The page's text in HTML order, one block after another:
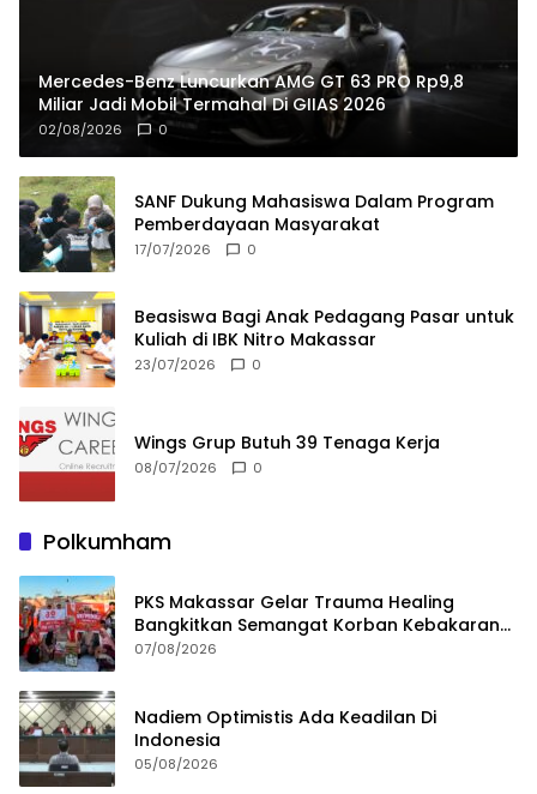
Mercedes-Benz Luncurkan AMG GT 63 PRO Rp9,8
Miliar Jadi Mobil Termahal Di GIIAS 2026
02/08/2026 0
SANF Dukung Mahasiswa Dalam Program
Pemberdayaan Masyarakat
17/07/2026 0
Beasiswa Bagi Anak Pedagang Pasar untuk
Kuliah di IBK Nitro Makassar
23/07/2026 0
Wings Grup Butuh 39 Tenaga Kerja
08/07/2026 0
Polkumham
PKS Makassar Gelar Trauma Healing
Bangkitkan Semangat Korban Kebakaran
Tallo
07/08/2026
Nadiem Optimistis Ada Keadilan Di
Indonesia
05/08/2026